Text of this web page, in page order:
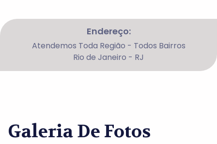
Endereço:
Atendemos Toda Região - Todos Bairros
Rio de Janeiro - RJ
Galeria De Fotos